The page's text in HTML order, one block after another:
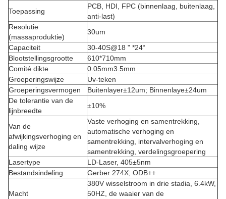
Toepassing
PCB, HDI, FPC (binnenlaag, buitenlaag,
anti-last)
Resolutie
(massaproduktie)
30um
Capaciteit
30-40S@18 " *24“
Blootstellingsgrootte
610*710mm
Comité dikte
0.05mm3.5mm
Groeperingswijze
Uv-teken
Groeperingsvermogen
Buitenlayer±12um; Binnenlaye±24um
De tolerantie van de
lijnbreedte
±10%
Van de
afwijkingsverhoging en
daling wijze
Vaste verhoging en samentrekking,
automatische verhoging en
samentrekking, intervalverhoging en
samentrekking, verdelingsgroepering
Lasertype
LD-Laser, 405±5nm
Bestandsindeling
Gerber 274X; ODB++
Macht
380V wisselstroom in drie stadia, 6.4kW,
50HZ, de waaier van de